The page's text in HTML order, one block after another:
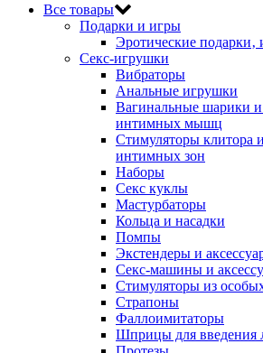
Все товары
Подарки и игры
Эротические
Секс-игрушки
Вибраторы
Анальные игрушки
Вагинальные шарики
интимных мышц
Стимуляторы клитора
интимных зон
Наборы
Секс куклы
Мастурбаторы
Кольца и насадки
Помпы
Экстендеры и
Секс-машины и
Стимуляторы из
Страпоны
Фаллоимитаторы
Шприцы для введения